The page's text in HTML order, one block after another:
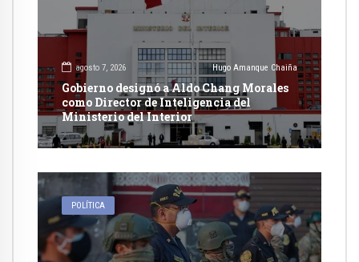
agosto 7, 2026 Hugo Amanque Chaiña
Gobierno designó a Aldo Chang Morales
como Director de Inteligencia del
Ministerio del Interior
POLÍTICA